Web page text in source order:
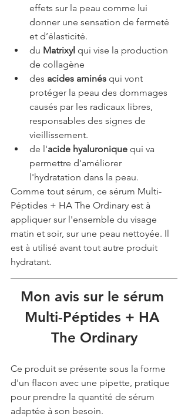
effets sur la peau comme lui
donner une sensation de fermeté
et d’élasticité.
du Matrixyl qui vise la production
de collagène
des acides aminés qui vont
protéger la peau des dommages
causés par les radicaux libres,
responsables des signes de
vieillissement.
de l'acide hyaluronique qui va
permettre d'améliorer
l'hydratation dans la peau.
Comme tout sérum, ce sérum Multi-
Péptides + HA The Ordinary est à
appliquer sur l'ensemble du visage
matin et soir, sur une peau nettoyée. Il
est à utilisé avant tout autre produit
hydratant.
Mon avis sur le sérum
Multi-Péptides + HA
The Ordinary
Ce produit se présente sous la forme
d'un flacon avec une pipette, pratique
pour prendre la quantité de sérum
adaptée à son besoin.